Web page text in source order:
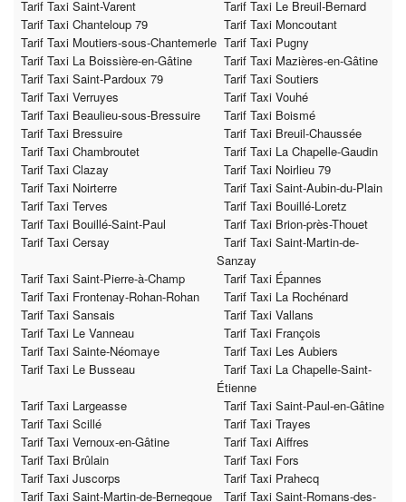
Tarif Taxi Saint-Varent
Tarif Taxi Le Breuil-Bernard
Tarif Taxi Chanteloup 79
Tarif Taxi Moncoutant
Tarif Taxi Moutiers-sous-Chantemerle Tarif Taxi Pugny
Tarif Taxi La Boissière-en-Gâtine
Tarif Taxi Mazières-en-Gâtine
Tarif Taxi Saint-Pardoux 79
Tarif Taxi Soutiers
Tarif Taxi Verruyes
Tarif Taxi Vouhé
Tarif Taxi Beaulieu-sous-Bressuire
Tarif Taxi Boismé
Tarif Taxi Bressuire
Tarif Taxi Breuil-Chaussée
Tarif Taxi Chambroutet
Tarif Taxi La Chapelle-Gaudin
Tarif Taxi Clazay
Tarif Taxi Noirlieu 79
Tarif Taxi Noirterre
Tarif Taxi Saint-Aubin-du-Plain
Tarif Taxi Terves
Tarif Taxi Bouillé-Loretz
Tarif Taxi Bouillé-Saint-Paul
Tarif Taxi Brion-près-Thouet
Tarif Taxi Cersay
Tarif Taxi Saint-Martin-de-
Sanzay
Tarif Taxi Saint-Pierre-à-Champ
Tarif Taxi Épannes
Tarif Taxi Frontenay-Rohan-Rohan
Tarif Taxi La Rochénard
Tarif Taxi Sansais
Tarif Taxi Vallans
Tarif Taxi Le Vanneau
Tarif Taxi François
Tarif Taxi Sainte-Néomaye
Tarif Taxi Les Aubiers
Tarif Taxi Le Busseau
Tarif Taxi La Chapelle-Saint-
Étienne
Tarif Taxi Largeasse
Tarif Taxi Saint-Paul-en-Gâtine
Tarif Taxi Scillé
Tarif Taxi Trayes
Tarif Taxi Vernoux-en-Gâtine
Tarif Taxi Aiffres
Tarif Taxi Brûlain
Tarif Taxi Fors
Tarif Taxi Juscorps
Tarif Taxi Prahecq
Tarif Taxi Saint-Martin-de-Bernegoue
Tarif Taxi Saint-Romans-des-